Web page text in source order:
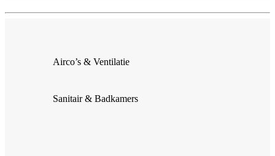
Airco’s & Ventilatie
Sanitair & Badkamers